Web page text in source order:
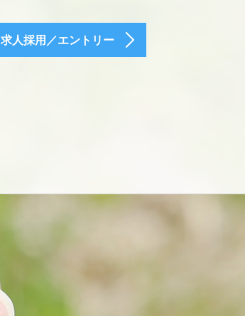
求人採用／エントリー